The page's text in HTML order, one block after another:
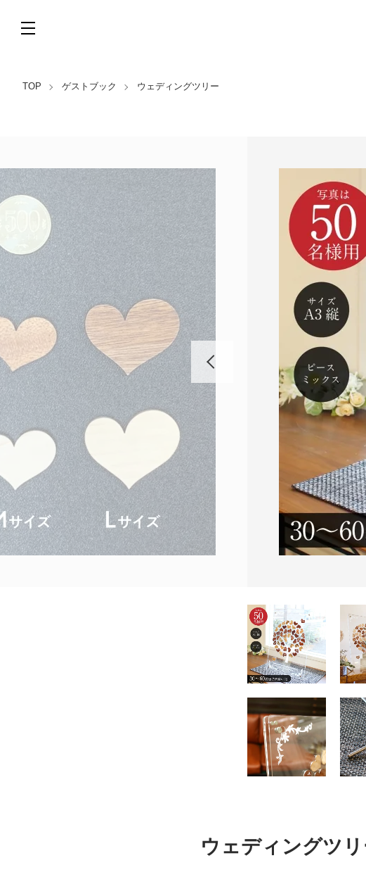
TOP ゲストブック ウェディングツリー
ウェディングツ